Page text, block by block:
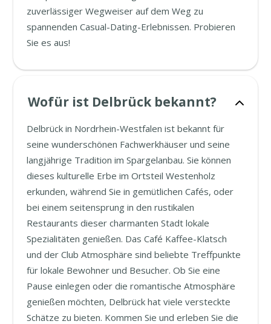
zuverlässiger Wegweiser auf dem Weg zu
spannenden Casual-Dating-Erlebnissen. Probieren
Sie es aus!
Wofür ist Delbrück bekannt?
Delbrück in Nordrhein-Westfalen ist bekannt für
seine wunderschönen Fachwerkhäuser und seine
langjährige Tradition im Spargelanbau. Sie können
dieses kulturelle Erbe im Ortsteil Westenholz
erkunden, während Sie in gemütlichen Cafés, oder
bei einem seitensprung in den rustikalen
Restaurants dieser charmanten Stadt lokale
Spezialitäten genießen. Das Café Kaffee-Klatsch
und der Club Atmosphäre sind beliebte Treffpunkte
für lokale Bewohner und Besucher. Ob Sie eine
Pause einlegen oder die romantische Atmosphäre
genießen möchten, Delbrück hat viele versteckte
Schätze zu bieten. Kommen Sie und erleben Sie die